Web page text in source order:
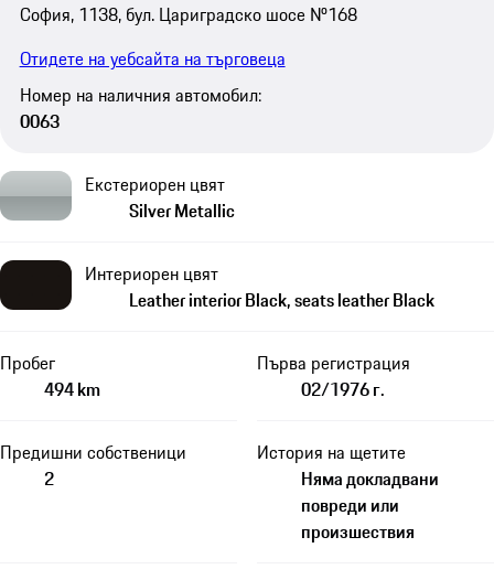
София, 1138, бул. Цариградско шосе №168
Отидете на уебсайта на търговеца
Номер на наличния автомобил:
0063
Екстериорен цвят
Silver Metallic
Интериорен цвят
Leather interior Black, seats leather Black
Пробег
494 km
Първа регистрация
02/1976 г.
Предишни собственици
2
История на щетите
Няма докладвани
повреди или
произшествия